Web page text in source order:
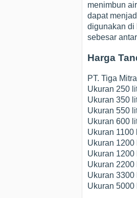
menimbun
dapat
digunakan di
sebesar
Harga
PT. Tiga
Ukuran 250
Ukuran 350
Ukuran 550
Ukuran 600
Ukuran 1100
Ukuran 1200
Ukuran 1200
Ukuran 2200
Ukuran 3300
Ukuran 5000